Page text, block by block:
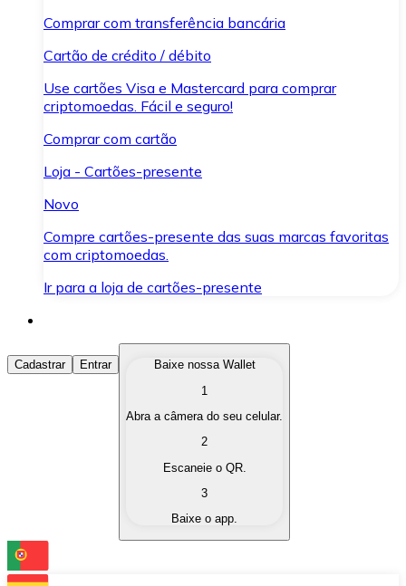
Comprar com transferência bancária
Cartão de crédito / débito
Use cartões Visa e Mastercard para comprar
criptomoedas. Fácil e seguro!
Comprar com cartão
Loja - Cartões-presente
Novo
Compre cartões-presente das suas marcas favoritas
com criptomoedas.
Ir para a loja de cartões-presente
Comprar Criptomoedas
Compre as criptomoedas de seu interesse de forma
Converta suas criptomoedas em moeda fiduciária
Troque uma criptomoeda por outra
Cadastrar Entrar
Baixe nossa Wallet
1
Abra a câmera do seu celular.
2
Escaneie o QR.
3
Baixe o app.